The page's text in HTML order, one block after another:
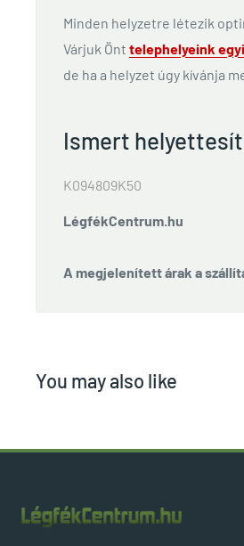
Minden helyzetre létezik
Várjuk Önt telephelyeink
de ha a helyzet úgy kívánja
Ismert
K094809K50
LégfékCentrum.hu
A megjelenített árak a
You may also like